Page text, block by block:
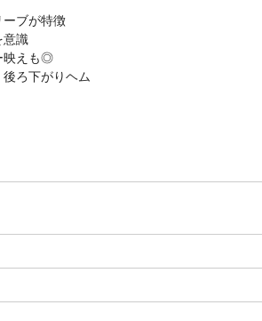
ーブが特徴
意識
映えも◎
ろ下がりヘム